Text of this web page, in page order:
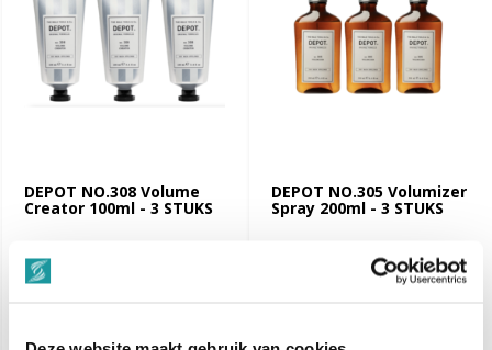
DEPOT NO.308 Volume
Creator 100ml - 3 STUKS
€ 62,85
DEPOT NO.305 Volumizer
Spray 200ml - 3 STUKS
€ 67,35